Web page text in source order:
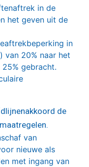
in de
het geven uit de
in
van 20% naar het
gebracht.
de
van
nieuwe als
met ingang van